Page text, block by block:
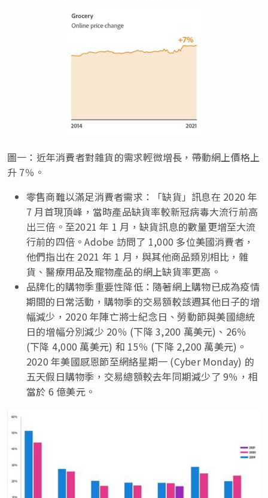
圖一：近年消費者對雜貨的需求輕微增長，帶動網上價格上
升 7％。
零售商難以滿足消費者需求：「缺貨」訊息在 2020 年
7 月首現頂峰，當時產品缺貨率較新冠病毒大流行前高
出三倍。至2021 年 1 月，缺貨訊息的數量更增至大流
行前的四倍。Adobe 訪問了 1,000 多位美國消費者，
他們指出在 2021 年 1 月，與其他商品類別相比，雜
貨、醫療用品及寵物產品的網上缺貨率更高。
品牌化的購物季重要性降低：隨著網上購物已成為疫情
期間的日常活動，購物季的交易額較該週其他日子的增
幅減少，2020 年陣亡將士紀念日、勞動節與美國總統
日的增幅分別減少 20％ (下降 3,200 萬美元)、26％
(下降 4,000 萬美元) 和 15％ (下降 2,200 萬美元)。
2020 年美國感恩節至網絡星期一 (Cyber Monday) 的
五天假日購物季，交易總額較去年同期減少了 9％，相
當於 6 億美元。